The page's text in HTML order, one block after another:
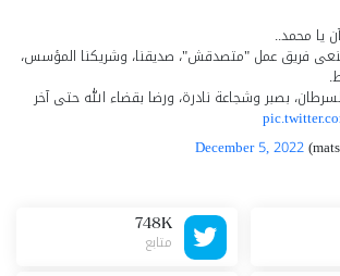
يا محمد..
ينعى فريق عمل "متصدقش"، صديقنا، وشريكنا المؤسس،
بصبر وشجاعة نادرة، ورضا بقضاء الله حتى آخر
December 5, 2022
748K
متابع